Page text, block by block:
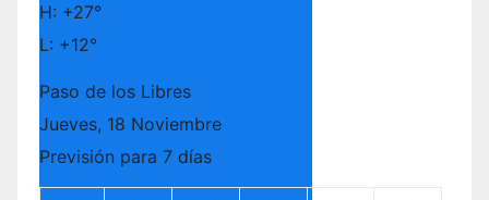
H: +27°
L: +12°
Paso de los Libres
Jueves, 18 Noviembre
Previsión para 7 días